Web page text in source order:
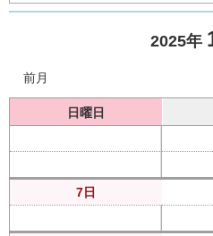
前月
2025年
日曜日
7日